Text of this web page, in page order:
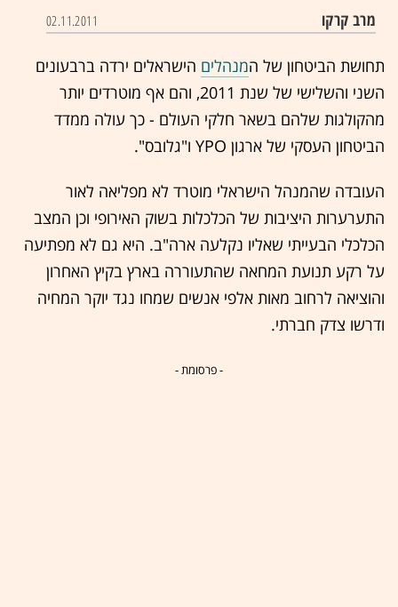
מרב קרקו 02.11.2011
תחושת הביטחון של המנהלים הישראלים ירדה ברבעונים
השני והשלישי של שנת 2011, והם אף מוטרדים יותר
מהקולגות שלהם בשאר חלקי העולם - כך עולה ממדד
הביטחון העסקי של ארגון YPO ו"גלובס".
העובדה שהמנהל הישראלי מוטרד לא מפליאה לאור
התערערות היציבות של הכלכלות בשוק האירופי וכן המצב
הכלכלי הבעייתי שאליו נקלעה ארה"ב. היא גם לא מפתיעה
על רקע תנועת המחאה שהתעוררה בארץ בקיץ האחרון
והוציאה לרחוב מאות אלפי אנשים שמחו נגד יוקר המחיה
ודרשו צדק חברתי.
- פרסומת -